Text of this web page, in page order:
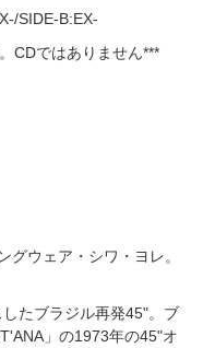
SIDE-B:EX-
CDではありません***
グウェア・シワ・ヨレ。
たブラジル再発45"。ブ
」の1973年の45"オ